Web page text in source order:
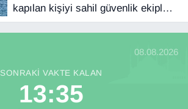
kapılan kişiyi sahil güvenlik ekipleri
kurtardı
08.08.2026
SONRAKI VAKTE KALAN
13:34